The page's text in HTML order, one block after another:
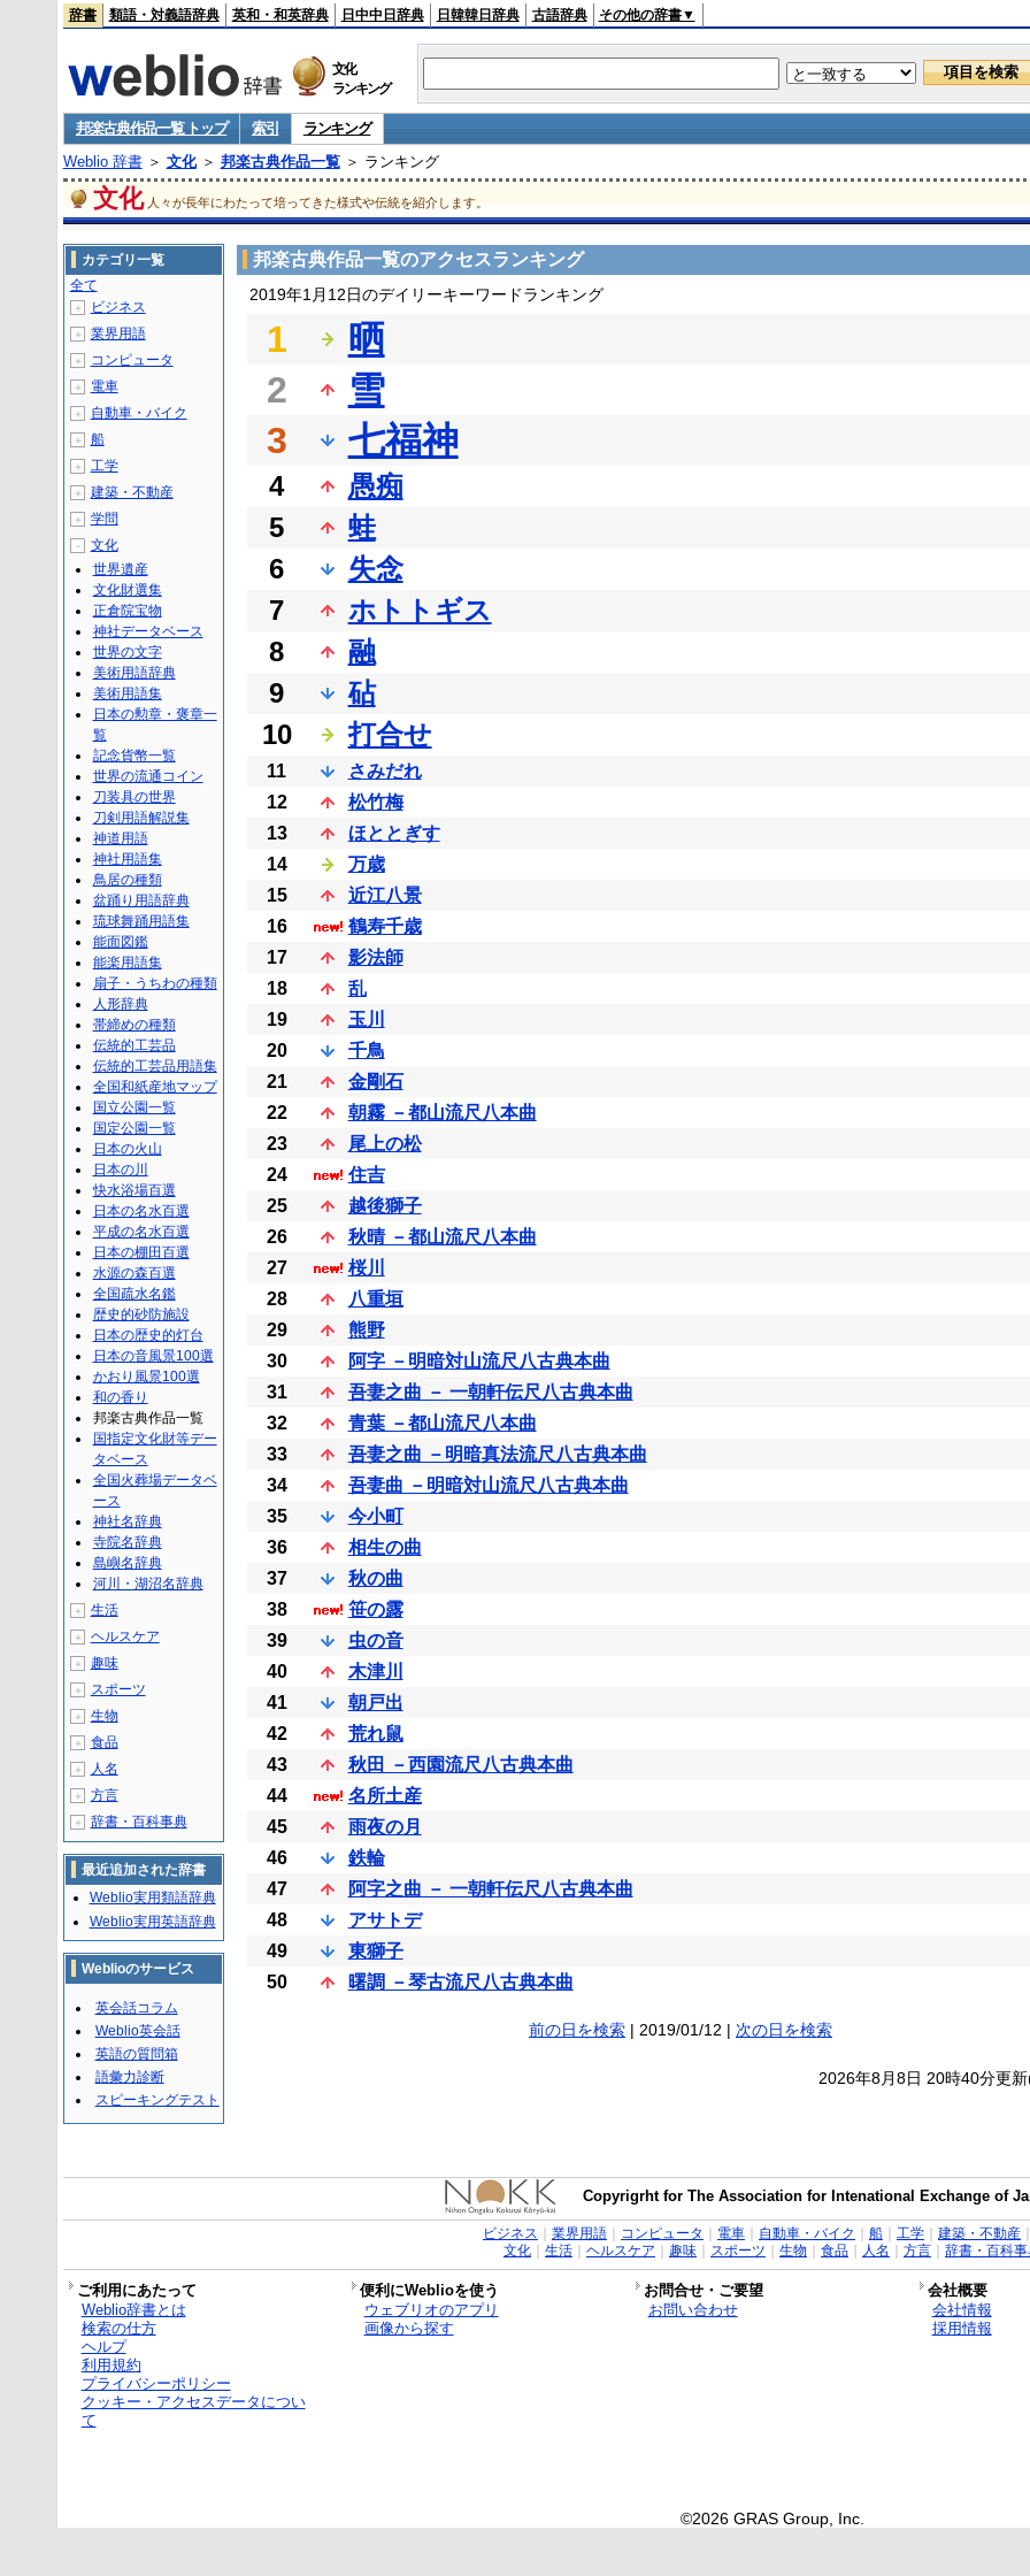
辞書 類語・対義語辞典 英和・和英辞典 日中中日辞典 日韓韓日辞典 古語辞典 その他の辞書▼
文化
ランキング
邦楽古典作品一覧 トップ 索引
ランキング
Weblio 辞書＞ 文化＞ 邦楽古典作品一覧＞ ランキング
文化 人々が長年にわたって培ってきた様式や伝統を紹介します。
邦楽古典作品一覧のアクセスランキング
2019年1月12日のデイリーキーワードランキング
1
晒
2
雪
3
七福神
4
愚痴
5
蛙
6
失念
7
ホトトギス
8
融
9
砧
10
打合せ
11
さみだれ
12
松竹梅
13
ほととぎす
14
万歳
15
近江八景
16
鶴寿千歳
17
影法師
18
乱
19
玉川
20
千鳥
21
金剛石
22
朝霧 －都山流尺八本曲
23
尾上の松
24
住吉
25
越後獅子
26
秋晴 －都山流尺八本曲
27
桜川
28
八重垣
29
熊野
30
阿字 －明暗対山流尺八古典本曲
31
吾妻之曲 － 一朝軒伝尺八古典本曲
32
青葉 －都山流尺八本曲
33
吾妻之曲 －明暗真法流尺八古典本曲
34
吾妻曲 －明暗対山流尺八古典本曲
35
今小町
36
相生の曲
37
秋の曲
38
笹の露
39
虫の音
40
木津川
41
朝戸出
42
荒れ鼠
43
秋田 －西園流尺八古典本曲
44
名所土産
45
雨夜の月
46
鉄輪
47
阿字之曲 － 一朝軒伝尺八古典本曲
48
アサトデ
49
東獅子
50
曙調 －琴古流尺八古典本曲
前の日を検索| 2019/01/12 | 次の日を検索
2026年8月8日 20時40分更
カテゴリ一覧
全て
＋ ビジネス
＋ 業界用語
＋ コンピュータ
＋ 電車
＋ 自動車・バイク
＋ 船
＋ 工学
＋ 建築・不動産
＋ 学問
－
文化
世界遺産
文化財選集
正倉院宝物
神社データベース
世界の文字
美術用語辞典
美術用語集
日本の勲章・褒章一
覧
記念貨幣一覧
世界の流通コイン
刀装具の世界
刀剣用語解説集
神道用語
神社用語集
鳥居の種類
盆踊り用語辞典
琉球舞踊用語集
能面図鑑
能楽用語集
扇子・うちわの種類
人形辞典
帯締めの種類
伝統的工芸品
伝統的工芸品用語集
全国和紙産地マップ
国立公園一覧
国定公園一覧
日本の火山
日本の川
快水浴場百選
日本の名水百選
平成の名水百選
日本の棚田百選
水源の森百選
全国疏水名鑑
歴史的砂防施設
日本の歴史的灯台
日本の音風景100選
かおり風景100選
和の香り
邦楽古典作品一覧
国指定文化財等デー
タベース
全国火葬場データベ
ース
神社名辞典
寺院名辞典
島嶼名辞典
河川・湖沼名辞典
＋ 生活
＋ ヘルスケア
＋ 趣味
＋ スポーツ
＋ 生物
＋ 食品
＋ 人名
＋ 方言
＋ 辞書・百科事典
最近追加された辞書
Weblio実用類語辞典
Weblio実用英語辞典
Weblioのサービス
英会話コラム
Weblio英会話
英語の質問箱
語彙力診断
スピーキングテスト
Copyrigrht for The Association for Intenational Exchange of
ビジネス 業界用語｜ コンピュータ 電車｜ 自動車・バイク 船｜ 工学｜ 建築・不動産｜
文化｜ 生活｜ ヘルスケア 趣味｜ スポーツ 生物 食品｜ 人名 方言｜ 辞書・百科事
ご利用にあたって 便利にWeblioを使う お問合せ・ご要望 会社概要
Weblio辞書とは
検索の仕方
ヘルプ
利用規約
プライバシーポリシー
クッキー・アクセスデータについ
て
ウェブリオのアプリ
画像から探す
お問い合わせ
会社情報
採用情報
©2026 GRAS Group, Inc.